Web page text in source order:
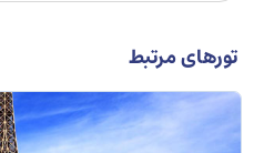
تورهای مرتبط